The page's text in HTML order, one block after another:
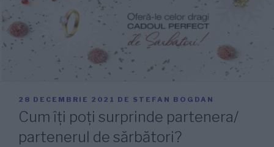
PUBLICAT
PE
28 DECEMBRIE 2021 DE STEFAN BOGDAN
Cum îți poți surprinde partenera/
partenerul de sărbători?